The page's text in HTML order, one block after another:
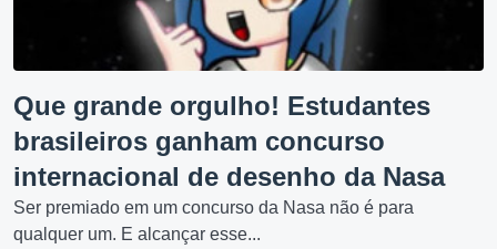
Que grande orgulho! Estudantes
brasileiros ganham concurso
internacional de desenho da Nasa
Ser premiado em um concurso da Nasa não é para
qualquer um. E alcançar esse...